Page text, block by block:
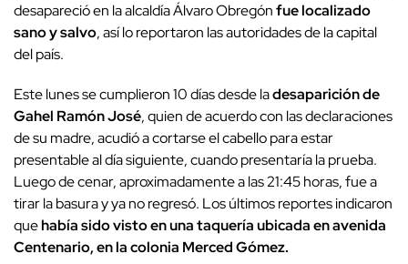
desapareció en la alcaldía Álvaro Obregónfue localizado
sano y salvo, así lo reportaron las autoridades de la capital
del país.
Este lunes se cumplieron 10 días desde ladesaparición de
Gahel Ramón José, quien de acuerdo con las declaraciones
de su madre, acudió a cortarse el cabello para estar
presentable al día siguiente, cuando presentaría la prueba.
Luego de cenar, aproximadamente a las 21:45 horas, fue a
tirar la basura y ya no regresó. Los últimos reportes indicaron
quehabía sido visto en una taquería ubicada en avenida
Centenario, en la colonia Merced Gómez.